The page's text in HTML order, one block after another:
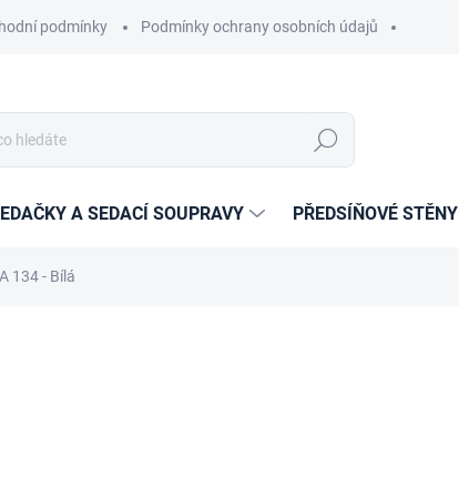
podmínky Podmínky ochrany osobních údajů
Hledat
A SEDACÍ SOUPRAVY PŘEDSÍŇOVÉ STĚNY
134 - Bílá